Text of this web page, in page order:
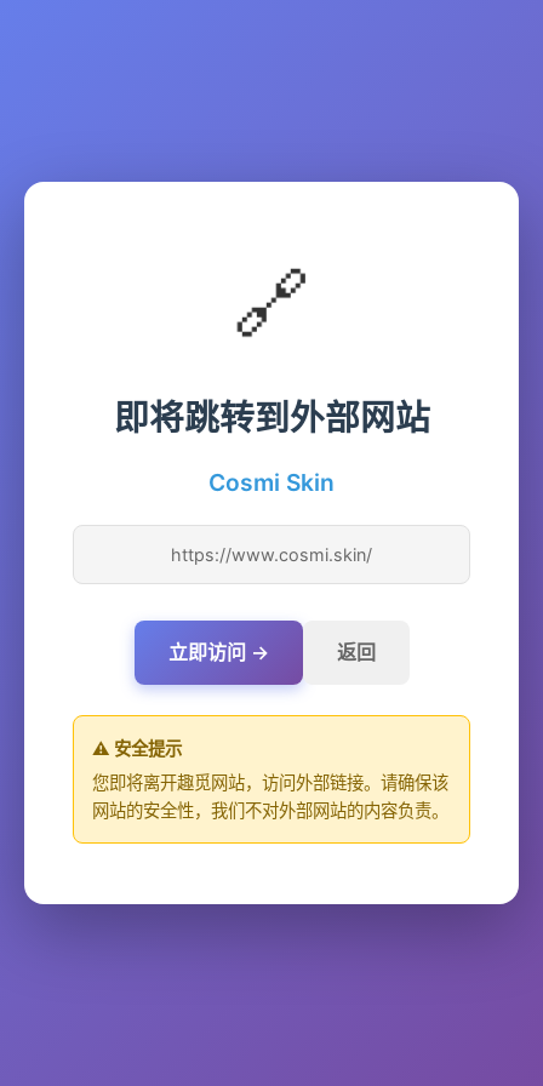
🔗
即将跳转到外部网站
Cosmi Skin
https://www.cosmi.skin/
立即访问 → 返回
⚠️ 安全提示
您即将离开趣觅网站，访问外部链接。请确保该
网站的安全性，我们不对外部网站的内容负责。